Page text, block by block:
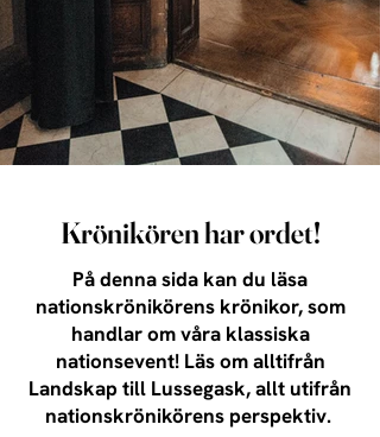
Krönikören har ordet!
På denna sida kan du läsa
nationskrönikörens krönikor, som
handlar om våra klassiska
nationsevent! Läs om alltifrån
Landskap till Lussegask, allt utifrån
nationskrönikörens perspektiv.